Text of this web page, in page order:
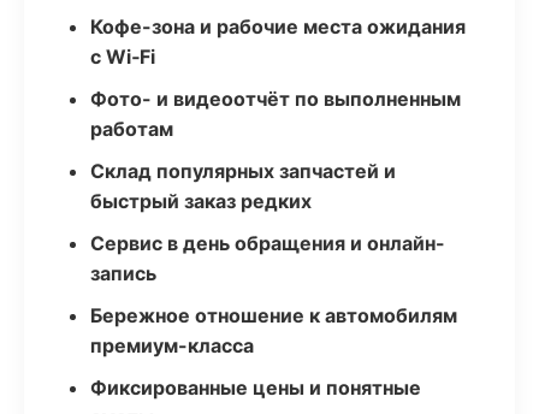
Кофе-зона и рабочие места ожидания
с Wi‑Fi
Фото- и видеоотчёт по выполненным
работам
Склад популярных запчастей и
быстрый заказ редких
Сервис в день обращения и онлайн-
запись
Бережное отношение к автомобилям
премиум-класса
Фиксированные цены и понятные